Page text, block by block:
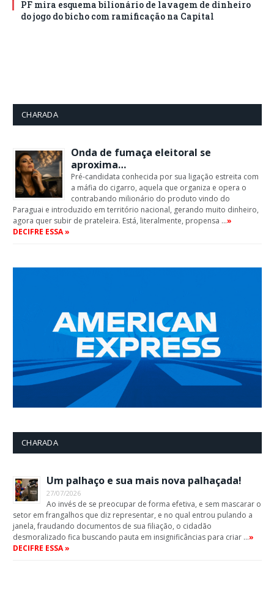
PF mira esquema bilionário de lavagem de dinheiro
do jogo do bicho com ramificação na Capital
CHARADA
Onda de fumaça eleitoral se
aproxima…
Pré-candidata conhecida por sua ligação estreita com
a máfia do cigarro, aquela que organiza e opera o
contrabando milionário do produto vindo do
Paraguai e introduzido em território nacional, gerando muito dinheiro,
agora quer subir de prateleira. Está, literalmente, propensa …»
DECIFRE ESSA »
CHARADA
Um palhaço e sua mais nova palhaçada!
27/07/2026
Ao invés de se preocupar de forma efetiva, e sem mascarar o
setor em frangalhos que diz representar, e no qual entrou pulando a
janela, fraudando documentos de sua filiação, o cidadão
desmoralizado fica buscando pauta em insignificâncias para criar …»
DECIFRE ESSA »